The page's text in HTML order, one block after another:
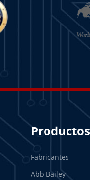
Productos
Fabricantes
Abb Bailey